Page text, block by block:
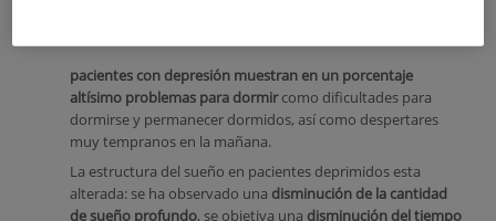
pacientes con depresión muestran en un porcentaje
altísimo problemas para dormircomo dificultades para
dormirse y permanecer dormidos, así como despertares
muy tempranos en la mañana.
La estructura del sueño en pacientes deprimidos esta
alterada: se ha observado una disminución de la cantidad
de sueño profundo, se objetiva una disminución del tiempo